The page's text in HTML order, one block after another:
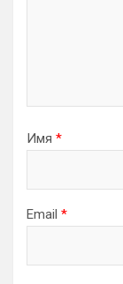
Имя *
Email *